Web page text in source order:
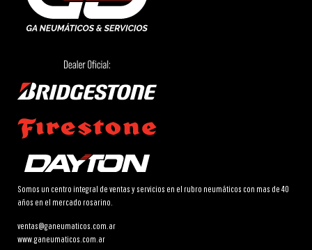
Somos un centro integral de ventas y servicios en el rubro neumáticos con mas de 40
años en el mercado rosarino.
ventas@ganeumaticos.com.ar
www.ganeumaticos.com.ar